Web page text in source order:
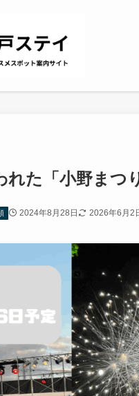
れた「小野まつ
2024年8月28日 2026年6月2